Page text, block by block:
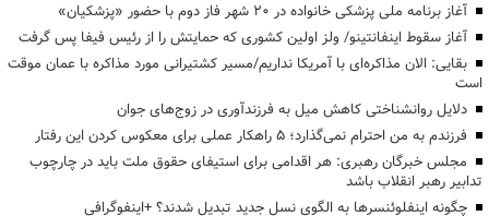
آغاز برنامه ملی پزشکی خانواده در ۲۰ شهر فاز دوم با حضور «پزشکیان»
آغاز سقوط اینفانتینو/ ولز اولین کشوری که حمایتش را از رئیس فیفا پس گرفت
بقایی: الان مذاکره‌ای با آمریکا نداریم/مسیر کشتیرانی مورد مذاکره با عمان موقت
است
دلایل روانشناختی کاهش میل به فرزندآوری در زوج‌های جوان
فرزندم به من احترام نمی‌گذارد؛ ۵ راهکار عملی برای معکوس کردن این رفتار
مجلس خبرگان رهبری: هر اقدامی برای استیفای حقوق ملت باید در چارچوب
تدابیر رهبر انقلاب باشد
چگونه اینفلوئنسرها به الگوی نسل جدید تبدیل شدند؟ +اینفوگرافی